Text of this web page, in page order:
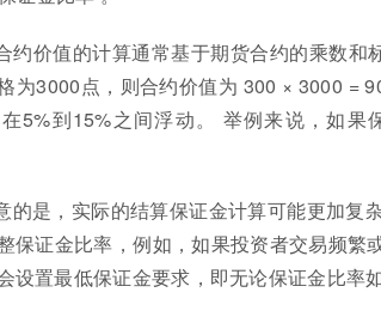
约价值的计算通常基于期货合约的乘数
为3000点，则合约价值为 300 × 3000 =
5%到15%之间浮动。 举例来说，如
的是，实际的结算保证金计算可能更加复
保证金比率，例如，如果投资者交易频
设置最低保证金要求，即无论保证金比率